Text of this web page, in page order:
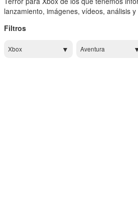
lanzamiento, imágenes, vídeos, análisis y
Filtros
Xbox Aventura